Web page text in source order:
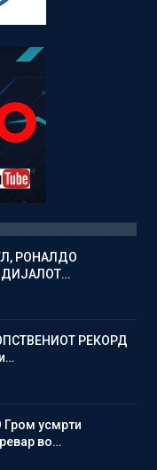
РОНАЛДО
РЕКОРД
усмрти
во…